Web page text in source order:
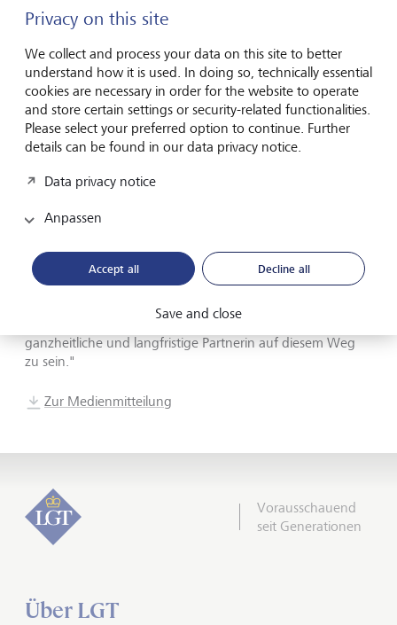
Ebenfalls wurde die LGT zur besten Privatbank im Bereich
der strategischen Philanthropie eine Vorreiterrolle ein und
hat sich weltweit als äusserst vertrauenswürdige Partnerin
für vermögende Philanthropinnen und Philanthropen
etabliert", schreibt die WealthBriefing Jury in ihrem Bericht.
Silvia Bastante, Head LGT Philanthropy Advisory, freut sich
über die Auszeichnung: "Immer mehr Familien verstehen
ihr Vermögen als Ausdruck von Haltung und
Verantwortung. Wir begleiten unsere Kundinnen und
Kunden dabei, ihre philanthropischen Ambitionen in eine
langfristige, wirkungsorientierte Strategie zu übersetzen -
von der Klärung ihrer Ziele über die Einbindung der Familie
bis hin zur Umsetzung und Weiterentwicklung ihres
Engagements. Dass die WealthBriefing Jury diesen Ansatz
auszeichnet, bestätigt unseren Anspruch, eine
ganzheitliche und langfristige Partnerin auf diesem Weg
zu sein."
Zur Medienmitteilung
Vorausschauend
seit Generationen
Über LGT
Privacy on this site
We collect and process your data on this site to better
understand how it is used. In doing so, technically essential
cookies are necessary in order for the website to operate
and store certain settings or security-related functionalities.
Please select your preferred option to continue. Further
details can be found in our data privacy notice.
Data privacy notice
Anpassen
Accept all Decline all
Save and close